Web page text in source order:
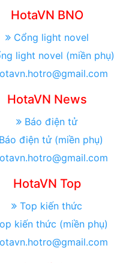
HotaVN BNO
Cổng light novel
light novel (miền phụ)
HotaVN News
Báo điện tử
Báo điện tử (miền phụ)
HotaVN Top
Top kiến thức
kiến thức (miền phụ)